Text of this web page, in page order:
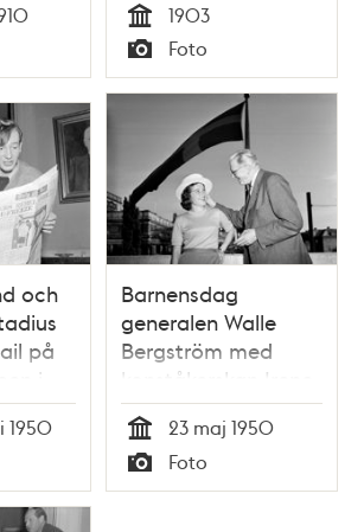
Tid
1903
Typ
Foto
och
på
i
1950
Barnensdag
generalen Walle
Bergström med
konståkerskan Irene
Braun Wilson vid
Publicistklubben i
Rosenbad.
Tid
23 maj 1950
Typ
Foto